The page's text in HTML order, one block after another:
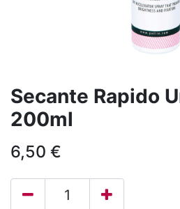
Secante Rapido
200ml
6,50 €